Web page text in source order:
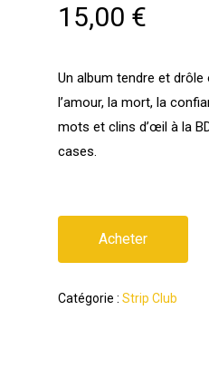
15,00 €
Un album tendre et drôle
l’amour, la mort, la
mots et clins d’œil à la
cases.
Acheter
Catégorie : Strip Club